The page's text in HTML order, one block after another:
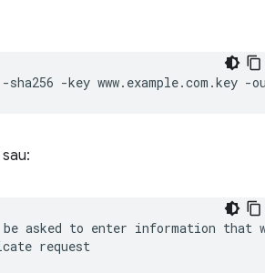
-sha256 -key www.example.com.key -
be asked to enter information that
request